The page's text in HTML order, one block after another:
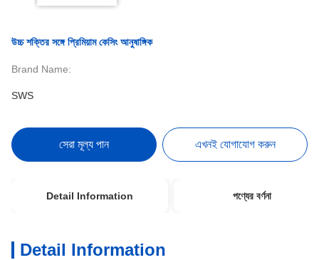
উচ্চ শক্তির সঙ্গে প্রিমিয়াম কেসিং আনুষাঙ্গিক
Brand Name:
SWS
সেরা মূল্য পান এখনই যোগাযোগ করুন
Detail Information পণ্যের বর্ণনা
Detail Information